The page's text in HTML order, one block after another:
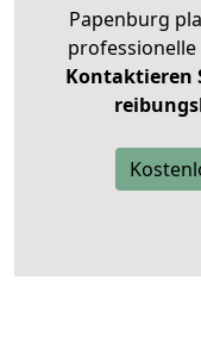
Papenburg
Kontaktieren